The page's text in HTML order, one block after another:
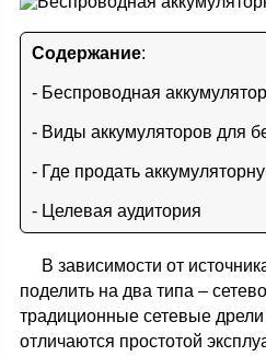
Содержание:
- Беспроводная
- Виды аккумуляторов для
- Где продать
- Целевая аудитория
В зависимости от
поделить на два типа –
традиционные сетевые
отличаются простотой